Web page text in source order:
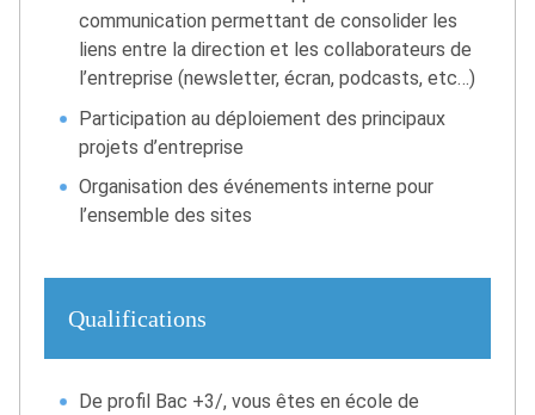
communication permettant de consolider les
liens entre la direction et les collaborateurs de
l’entreprise (newsletter, écran, podcasts, etc…)
Participation au déploiement des principaux
projets d’entreprise
Organisation des événements interne pour
l’ensemble des sites
Qualifications
De profil Bac +3/, vous êtes en école de